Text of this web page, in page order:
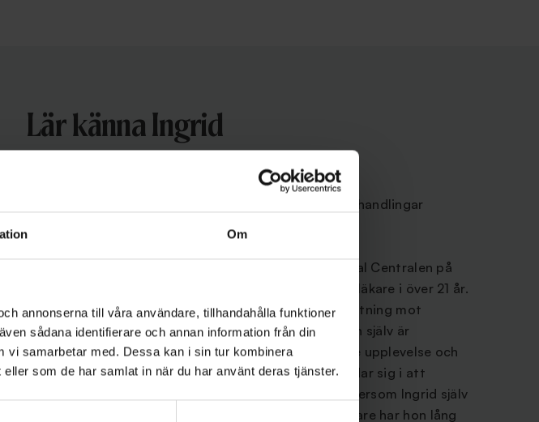
Om
annonserna till våra användare, tillhandahålla funktioner
sådana identifierare och annan information från din
vi samarbetar med. Dessa kan i sin tur kombinera
som de har samlat in när du har använt deras tjänster.
Lär känna Ingrid
Jag jobbar i stort sett bara med rotbehandlingar
Ingrid Sundelin Larsbrink är tandläkare på Aqua Dental Centralen på
Vasagatan 12 i Stockholm. Hon har arbetat som tandläkare i över 21 år.
Ingrid har studerat vid Karolinska Institutet med inriktning mot
endodonti. Hon valde att bli tandläkare eftersom hon själv är
tandvårdsrädd och ville ge tandvårdsrädda en bättre upplevelse och
skapa en trygghet. Inriktningen mot endodonti grundar sig i att
rotbehandlingar är ett av hennes stora intressen. Eftersom Ingrid själv
är tandvårdsrädd och har arbetar länge som tandläkare har hon lång